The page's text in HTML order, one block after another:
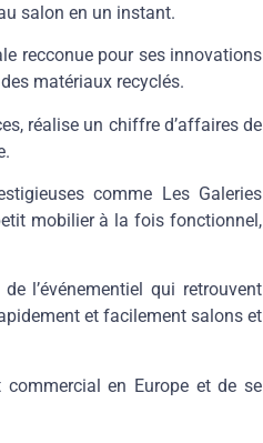
salon en un instant.
recconue pour ses innovations
matériaux recyclés.
réalise un chiffre d’affaires de
comme Les Galeries
mobilier à la fois fonctionnel,
l’événementiel qui retrouvent
et facilement salons et
commercial en Europe et dese